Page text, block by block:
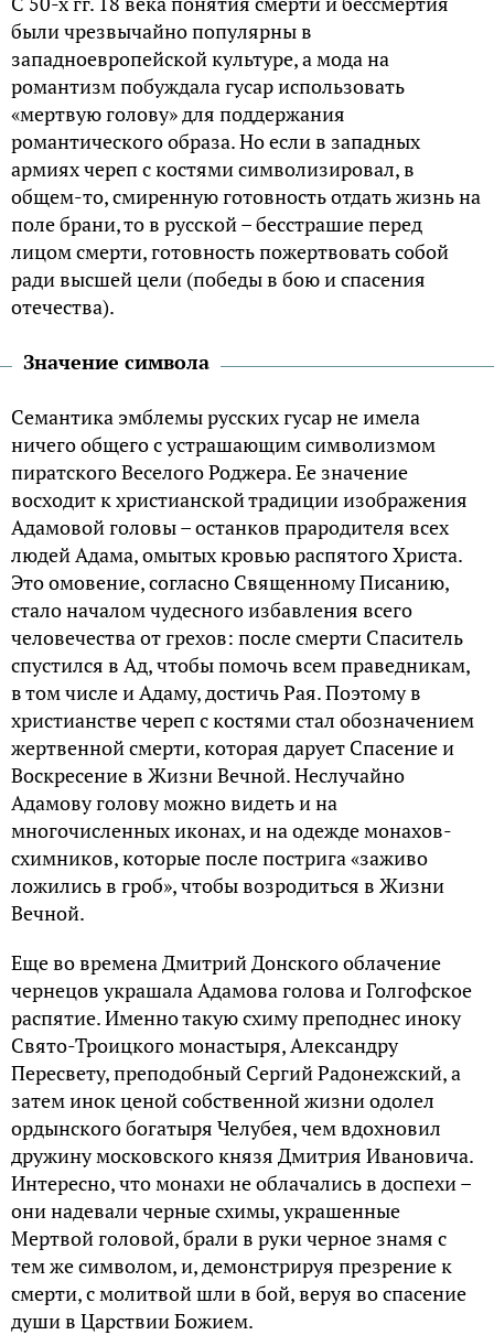
были чрезвычайно популярны в
западноевропейской культуре, а мода на
романтизм побуждала гусар использовать
«мертвую голову» для поддержания
романтического образа. Но если в западных
армиях череп с костями символизировал, в
общем-то, смиренную готовность отдать жизнь на
поле брани, то в русской – бесстрашие перед
лицом смерти, готовность пожертвовать собой
ради высшей цели (победы в бою и спасения
отечества).
Значение символа
Семантика эмблемы русских гусар не имела
ничего общего с устрашающим символизмом
пиратского Веселого Роджера. Ее значение
восходит к христианской традиции изображения
Адамовой головы – останков прародителя всех
людей Адама, омытых кровью распятого Христа.
Это омовение, согласно Священному Писанию,
стало началом чудесного избавления всего
человечества от грехов: после смерти Спаситель
спустился в Ад, чтобы помочь всем праведникам,
в том числе и Адаму, достичь Рая. Поэтому в
христианстве череп с костями стал обозначением
жертвенной смерти, которая дарует Спасение и
Воскресение в Жизни Вечной. Неслучайно
Адамову голову можно видеть и на
многочисленных иконах, и на одежде монахов-
схимников, которые после пострига «заживо
ложились в гроб», чтобы возродиться в Жизни
Вечной.
Еще во времена Дмитрий Донского облачение
чернецов украшала Адамова голова и Голгофское
распятие. Именно такую схиму преподнес иноку
Свято-Троицкого монастыря, Александру
Пересвету, преподобный Сергий Радонежский, а
затем инок ценой собственной жизни одолел
ордынского богатыря Челубея, чем вдохновил
дружину московского князя Дмитрия Ивановича.
Интересно, что монахи не облачались в доспехи –
они надевали черные схимы, украшенные
Мертвой головой, брали в руки черное знамя с
тем же символом, и, демонстрируя презрение к
смерти, с молитвой шли в бой, веруя во спасение
души в Царствии Божием.